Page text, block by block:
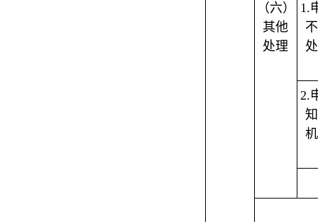
（六）
其他
处理
1.
2.